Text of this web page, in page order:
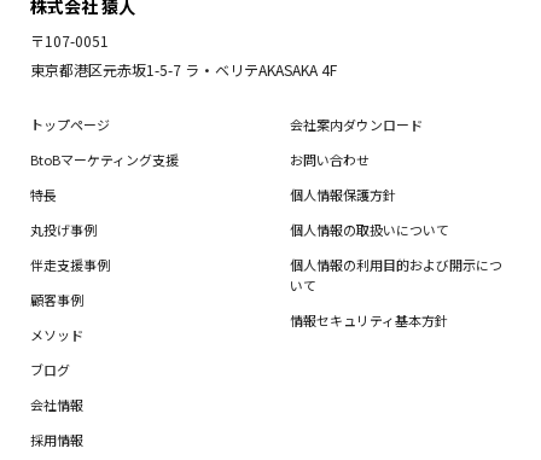
株式会社 猿人
〒107-0051
東京都港区元赤坂1-5-7 ラ・ベリテAKASAKA 4F
トップページ
BtoBマーケティング支援
特長
丸投げ事例
伴走支援事例
顧客事例
メソッド
ブログ
会社情報
採用情報
会社案内ダウンロード
お問い合わせ
個人情報保護方針
個人情報の取扱いについて
個人情報の利用目的および開示につ
いて
情報セキュリティ基本方針